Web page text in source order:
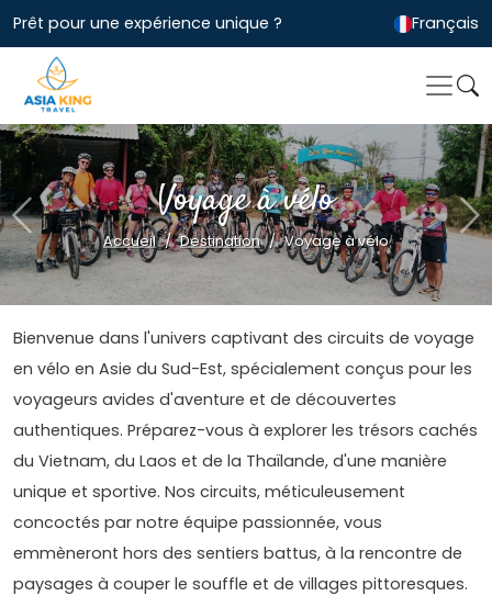
Prêt pour une expérience unique ? Français
Voyage à vélo
Accueil Destination Voyage à vélo
Previous
Bienvenue dans l'univers captivant des circuits de voyage
en vélo en Asie du Sud-Est, spécialement conçus pour les
voyageurs avides d'aventure et de découvertes
authentiques. Préparez-vous à explorer les trésors cachés
du Vietnam, du Laos et de la Thaïlande, d'une manière
unique et sportive. Nos circuits, méticuleusement
concoctés par notre équipe passionnée, vous
emmèneront hors des sentiers battus, à la rencontre de
paysages à couper le souffle et de villages pittoresques.